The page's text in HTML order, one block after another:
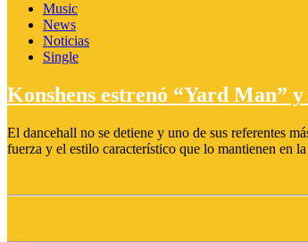
Music
News
Noticias
Single
Konshens estrenó “Yard Man”
El dancehall no se detiene y uno de sus referentes
fuerza y el estilo característico que lo mantienen en